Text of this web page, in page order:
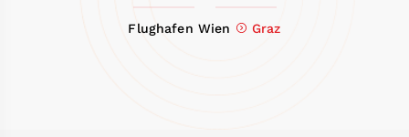
Flughafen Wien Graz